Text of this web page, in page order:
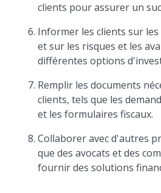
clients pour assurer un
Informer les clients sur
et sur les risques et les
différentes options
Remplir les documents
clients, tels que les
et les formulaires fiscaux.
Collaborer avec d'autres
que des avocats et des
fournir des solutions